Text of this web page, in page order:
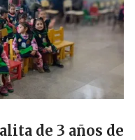
de 3 años de